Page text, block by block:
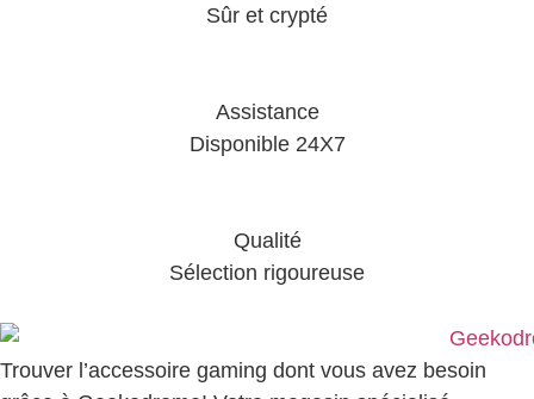
Sûr et crypté
Assistance
Disponible 24X7
Qualité
Sélection rigoureuse
Trouver l’accessoire gaming dont vous avez besoin